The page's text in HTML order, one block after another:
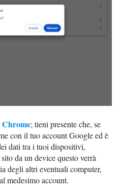
Chrome; tieni presente che, se
con il tuo account Google ed è
dati tra i tuoi dispositivi,
da un device questo verrà
degli altri eventuali computer,
medesimo account.